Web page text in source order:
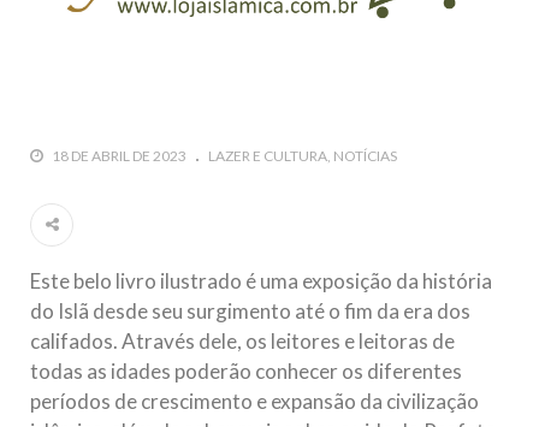
todos os irmãos e irmãs um novo
Em nome de Deus, o Clemente, o Misericordioso! Diante da
(A.S.), conhecido por “Zein Al-Ábidin” (Formosura
3 DE JULHO DE 2014
Centro Islâmico no Brasil recebe o ex-
ministro das Relações Exteriores da
República Islâmica do Irã
18 DE ABRIL DE 2023 LAZER E CULTURA NOTÍCIAS
Este belo livro ilustrado é uma exposição da história
do Islã desde seu surgimento até o fim da era dos
califados. Através dele, os leitores e leitoras de
todas as idades poderão conhecer os diferentes
períodos de crescimento e expansão da civilização